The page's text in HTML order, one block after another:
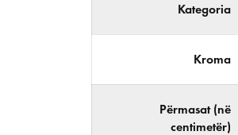
Kategoria
Kroma
Përmasat (në
centimetër)